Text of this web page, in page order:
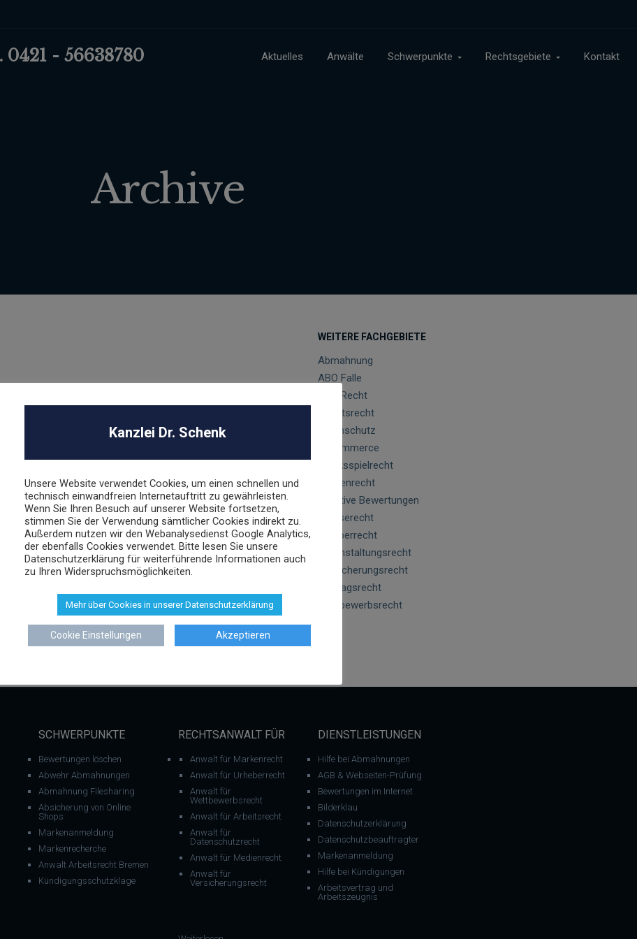
0421 - 56638780 Aktuelles Anwälte Schwerpunkte Rechtsgebiete Kontakt
Archive
WEITERE FACHGEBIETE
Abmahnung
ABO Falle
AGB Recht
Arbeitsrecht
Datenschutz
E-Commerce
Glücksspielrecht
Markenrecht
negative Bewertungen
Presserecht
Urheberrecht
Veranstaltungsrecht
Versicherungsrecht
Vertragsrecht
Wettbewerbsrecht
SCHWERPUNKTE
Bewertungen löschen
Abwehr Abmahnungen
Abmahnung Filesharing
Absicherung von Online
Shops
Markenanmeldung
Markenrecherche
Anwalt Arbeitsrecht Bremen
Kündigungsschutzklage
RECHTSANWALT FÜR
Anwalt für Markenrecht
Anwalt für Urheberrecht
Anwalt für
Wettbewerbsrecht
Anwalt für Arbeitsrecht
Anwalt für
Datenschutzrecht
Anwalt für Medienrecht
Anwalt für
Versicherungsrecht
DIENSTLEISTUNGEN
Hilfe bei Abmahnungen
AGB & Webseiten-Prüfung
Bewertungen im Internet
Bilderklau
Datenschutzerklärung
Datenschutzbeauftragter
Markenanmeldung
Hilfe bei Kündigungen
Arbeitsvertrag und
Arbeitszeugnis
Kanzlei Dr. Schenk
Unsere Website verwendet Cookies, um einen schnellen und
technisch einwandfreien Internetauftritt zu gewährleisten.
Wenn Sie Ihren Besuch auf unserer Website fortsetzen,
stimmen Sie der Verwendung sämtlicher Cookies indirekt zu.
Außerdem nutzen wir den Webanalysedienst Google Analytics,
der ebenfalls Cookies verwendet. Bitte lesen Sie unsere
Datenschutzerklärung für weiterführende Informationen auch
zu Ihren Widerspruchsmöglichkeiten.
Mehr über Cookies in unserer Datenschutzerklärung
Cookie Einstellungen Akzeptieren